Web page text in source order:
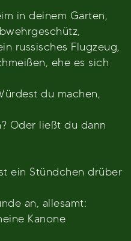
in deinem Garten,
russisches Flugzeug,
ehe es sich
du machen,
Oder ließt du dann
ein Stündchen drüber
an, allesamt:
Kanone